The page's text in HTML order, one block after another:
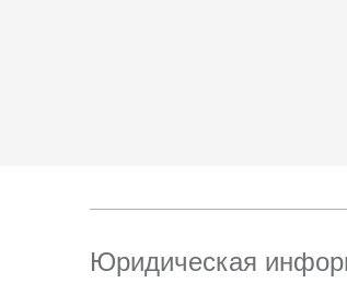
Юридическая